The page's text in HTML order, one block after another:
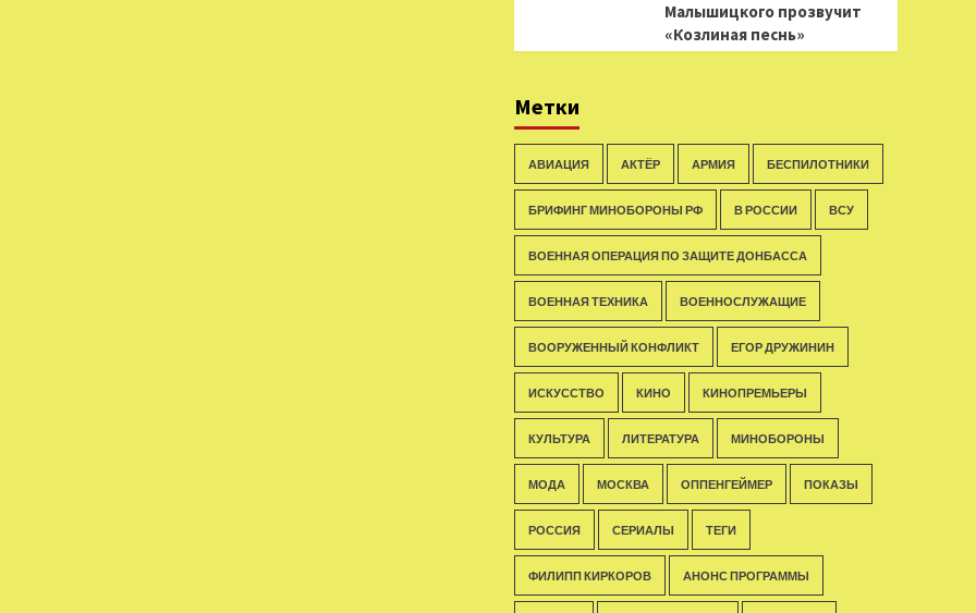
Малышицкого прозвучит
«Козлиная песнь»
Метки
АВИАЦИЯ АКТЁР АРМИЯ БЕСПИЛОТНИКИ
БРИФИНГ МИНОБОРОНЫ РФ В РОССИИ ВСУ
ВОЕННАЯ ОПЕРАЦИЯ ПО ЗАЩИТЕ ДОНБАССА
ВОЕННАЯ ТЕХНИКА ВОЕННОСЛУЖАЩИЕ
ВООРУЖЕННЫЙ КОНФЛИКТ ЕГОР ДРУЖИНИН
ИСКУССТВО КИНО КИНОПРЕМЬЕРЫ
КУЛЬТУРА ЛИТЕРАТУРА МИНОБОРОНЫ
МОДА МОСКВА ОППЕНГЕЙМЕР ПОКАЗЫ
РОССИЯ СЕРИАЛЫ ТЕГИ
ФИЛИПП КИРКОРОВ АНОНС ПРОГРАММЫ